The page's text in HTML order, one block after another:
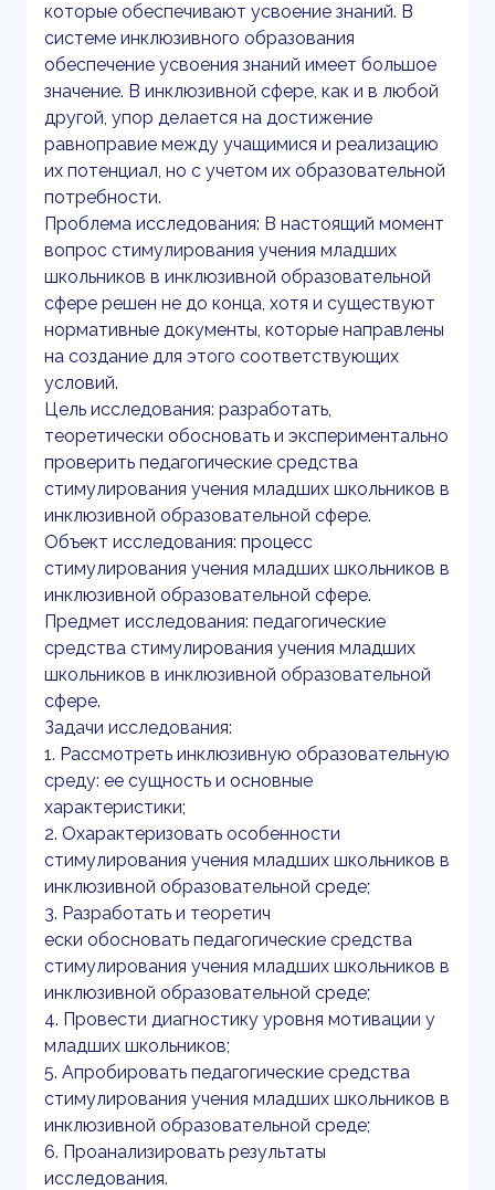
которые обеспечивают усвоение знаний. В
системе инклюзивного образования
обеспечение усвоения знаний имеет большое
значение. В инклюзивной сфере, как и в любой
другой, упор делается на достижение
равноправие между учащимися и реализацию
их потенциал, но с учетом их образовательной
потребности.
Проблема исследования: В настоящий момент
вопрос стимулирования учения младших
школьников в инклюзивной образовательной
сфере решен не до конца, хотя и существуют
нормативные документы, которые направлены
на создание для этого соответствующих
условий.
Цель исследования: разработать,
теоретически обосновать и экспериментально
проверить педагогические средства
стимулирования учения младших школьников в
инклюзивной образовательной сфере.
Объект исследования: процесс
стимулирования учения младших школьников в
инклюзивной образовательной сфере.
Предмет исследования: педагогические
средства стимулирования учения младших
школьников в инклюзивной образовательной
сфере.
Задачи исследования:
1. Рассмотреть инклюзивную образовательную
среду: ее сущность и основные
характеристики;
2. Охарактеризовать особенности
стимулирования учения младших школьников в
инклюзивной образовательной среде;
3. Разработать и теоретич
ески обосновать педагогические средства
стимулирования учения младших школьников в
инклюзивной образовательной среде;
4. Провести диагностику уровня мотивации у
младших школьников;
5. Апробировать педагогические средства
стимулирования учения младших школьников в
инклюзивной образовательной среде;
6. Проанализировать результаты
исследования.